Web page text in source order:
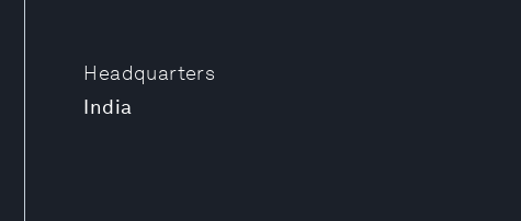
Headquarters
India